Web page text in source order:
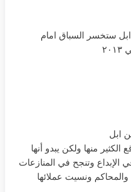
ابل ستخسر السباق امام
ابل
الكثير منها ولكن يبدو أنها
الإبداع وتنجح في المنازعات
ونسيت عملائها